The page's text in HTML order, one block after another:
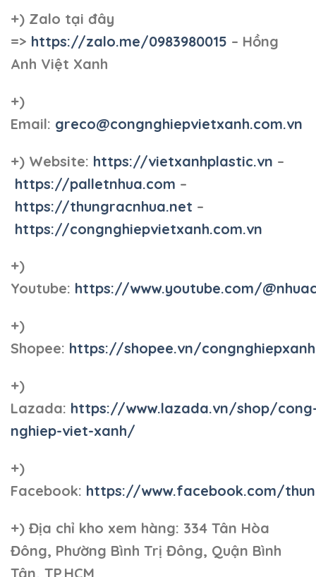
+) Zalo tại đây
=> https://zalo.me/0983980015 – Hồng
Anh Việt Xanh
+)
Email: greco@congnghiepvietxanh.com.vn
+) Website: https://vietxanhplastic.vn –
https://palletnhua.com –
https://thungracnhua.net –
https://congnghiepvietxanh.com.vn
+)
Youtube: https://www.youtube.com/
+)
Shopee: https://shopee.vn/
+)
Lazada: https://www.lazada.vn/shop/
nghiep-viet-xanh/
+)
Facebook: https://www.facebook.com/
+) Địa chỉ kho xem hàng: 334 Tân Hòa
Đông, Phường Bình Trị Đông, Quận Bình
Tân, TP.HCM